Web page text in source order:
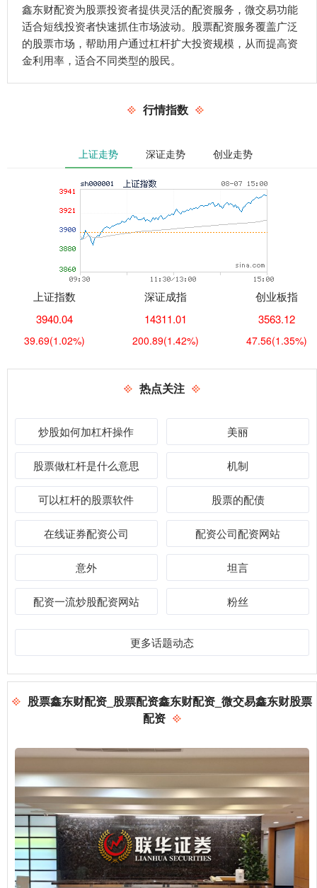
鑫东财配资为股票投资者提供灵活的配资服务，微交易功能
适合短线投资者快速抓住市场波动。股票配资服务覆盖广泛
的股票市场，帮助用户通过杠杆扩大投资规模，从而提高资
金利用率，适合不同类型的股民。
行情指数
上证走势 深证走势 创业走势
上证指数
3940.04
39.69(1.02%)
深证成指
14311.01
200.89(1.42%)
创业板指
3563.12
47.56(1.35%)
热点关注
炒股如何加杠杆操作 美丽
股票做杠杆是什么意思 机制
可以杠杆的股票软件 股票的配债
在线证券配资公司 配资公司配资网站
意外 坦言
配资一流炒股配资网站 粉丝
更多话题动态
股票鑫东财配资_股票配资鑫东财配资_微交易鑫东财股票
配资